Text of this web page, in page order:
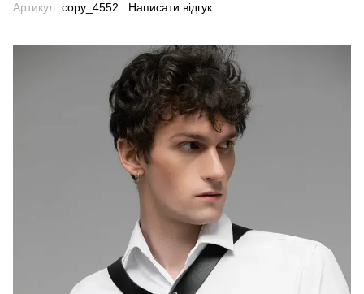
Артикул: copy_4552 Написати відгук